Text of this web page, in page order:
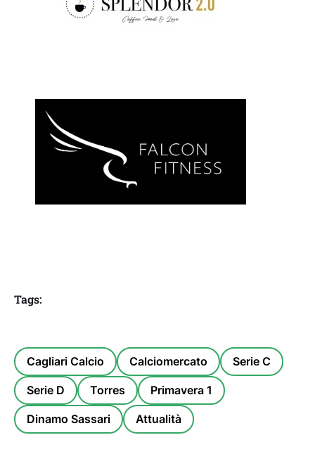
Tags:
Cagliari Calcio Calciomercato Serie C
Serie D Torres Primavera 1
Dinamo Sassari Attualità